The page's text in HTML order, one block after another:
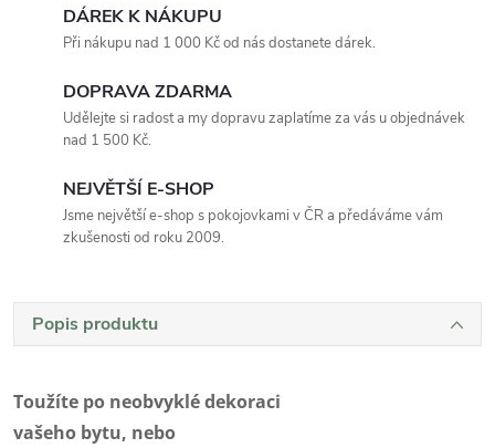
DÁREK K NÁKUPU
Při nákupu nad 1 000 Kč od nás dostanete dárek.
DOPRAVA ZDARMA
Udělejte si radost a my dopravu zaplatíme za vás u objednávek
nad 1 500 Kč.
NEJVĚTŠÍ E-SHOP
Jsme největší e-shop s pokojovkami v ČR a předáváme vám
zkušenosti od roku 2009.
Popis produktu
Toužíte po neobvyklé dekoraci
vašeho bytu, nebo